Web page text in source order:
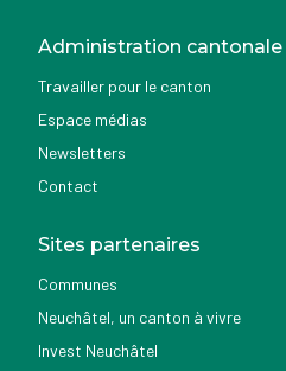
Administration cantonale
Travailler pour le canton
Espace médias
Newsletters
Contact
Sites partenaires
Communes
Neuchâtel, un canton à vivre
Invest Neuchâtel